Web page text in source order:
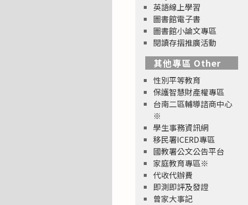
英語線上學習
圖書館電子書
圖書館小論文專區
閱讀存摺推廣活動
其他專區 Other
性別平等教育
保護智慧財產權專區
台南二區輔導諮商中心
※
學生事務資訊網
移民署ICERD專區
國教署公文公告平台
家庭教育專區※
代收代辦費
即測即評及發證
曾家大事記